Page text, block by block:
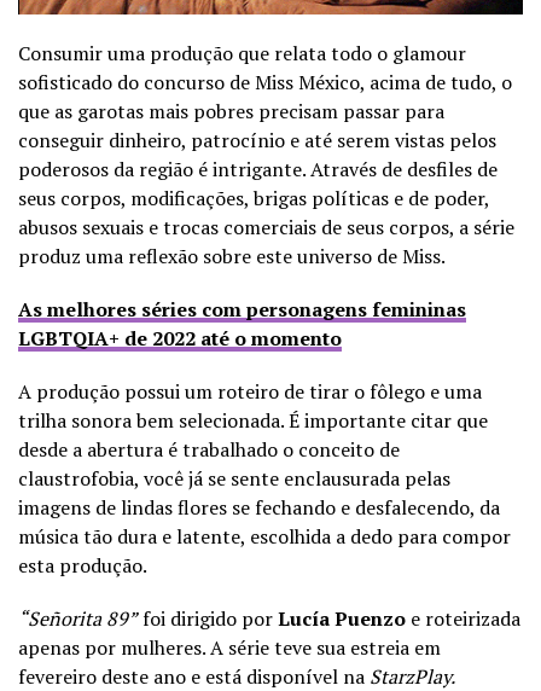
Consumir uma produção que relata todo o glamour
sofisticado do concurso de Miss México, acima de tudo, o
que as garotas mais pobres precisam passar para
conseguir dinheiro, patrocínio e até serem vistas pelos
poderosos da região é intrigante. Através de desfiles de
seus corpos, modificações, brigas políticas e de poder,
abusos sexuais e trocas comerciais de seus corpos, a série
produz uma reflexão sobre este universo de Miss.
As melhores séries com personagens femininas
LGBTQIA+ de 2022 até o momento
A produção possui um roteiro de tirar o fôlego e uma
trilha sonora bem selecionada. É importante citar que
desde a abertura é trabalhado o conceito de
claustrofobia, você já se sente enclausurada pelas
imagens de lindas flores se fechando e desfalecendo, da
música tão dura e latente, escolhida a dedo para compor
esta produção.
“Señorita 89”foi dirigido porLucía Puenzo e roteirizada
apenas por mulheres. A série teve sua estreia em
fevereiro deste ano e está disponível na StarzPlay.